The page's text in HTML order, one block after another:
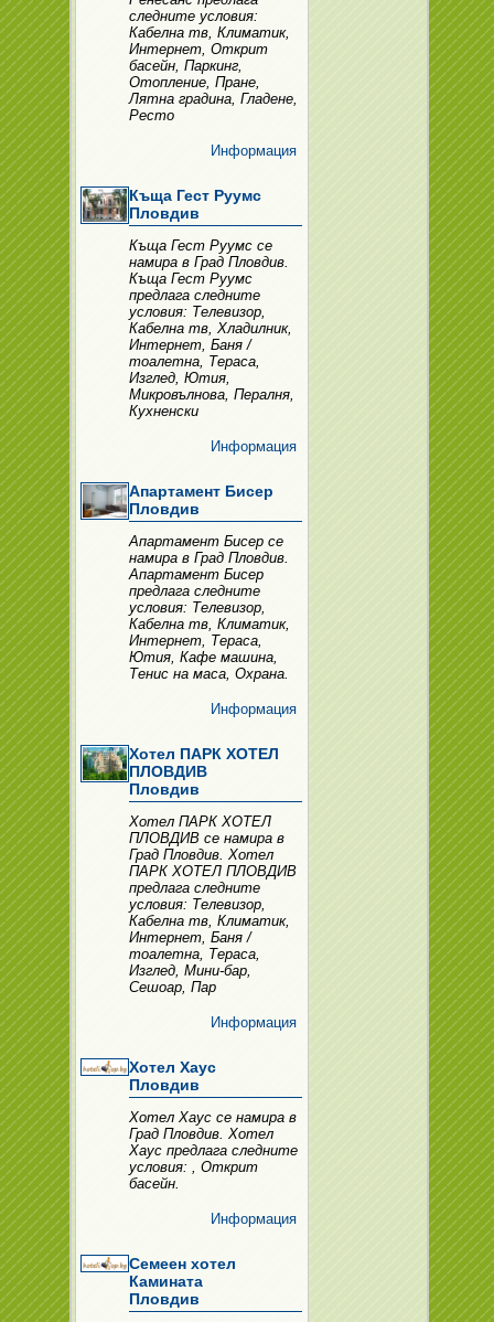
следните условия:
Кабелна тв, Климатик,
Интернет, Открит
басейн, Паркинг,
Отопление, Пране,
Лятна градина, Гладене,
Ресто
Информация
Къща Гест Руумс
Пловдив
Къща Гест Руумс се
намира в Град Пловдив.
Къща Гест Руумс
предлага следните
условия: Телевизор,
Кабелна тв, Хладилник,
Интернет, Баня /
тоалетна, Тераса,
Изглед, Ютия,
Микровълнова, Пералня,
Кухненски
Информация
Апартамент Бисер
Пловдив
Апартамент Бисер се
намира в Град Пловдив.
Апартамент Бисер
предлага следните
условия: Телевизор,
Кабелна тв, Климатик,
Интернет, Тераса,
Ютия, Кафе машина,
Тенис на маса, Охрана.
Информация
Хотел ПАРК ХОТЕЛ
ПЛОВДИВ
Пловдив
Хотел ПАРК ХОТЕЛ
ПЛОВДИВ се намира в
Град Пловдив. Хотел
ПАРК ХОТЕЛ ПЛОВДИВ
предлага следните
условия: Телевизор,
Кабелна тв, Климатик,
Интернет, Баня /
тоалетна, Тераса,
Изглед, Мини-бар,
Сешоар, Пар
Информация
Хотел Xаус
Пловдив
Хотел Xаус се намира в
Град Пловдив. Хотел
Xаус предлага следните
условия: , Открит
басейн.
Информация
Семеен хотел
Камината
Пловдив